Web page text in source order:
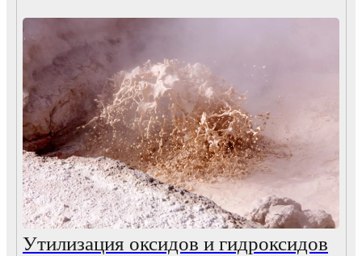
Утилизация оксидов и гидроксидов